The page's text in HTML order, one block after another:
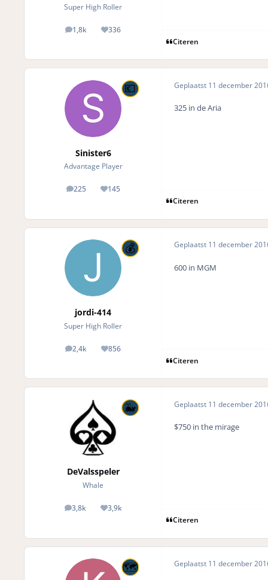
Super High Roller
1,8k
posts 336
Reputation
Citeren
Sinister6
Advantage Player
225
posts 145
Reputation
Geplaatst 11 december
325 in de Aria
Citeren
jordi-414
Super High Roller
2,4k
posts 856
Reputation
Geplaatst 11 december
600 in MGM
Citeren
DeValsspeler
Whale
3,8k
posts 3,9k
Reputation
Geplaatst 11 december
$750 in the mirage
Citeren
Geplaatst 11 december